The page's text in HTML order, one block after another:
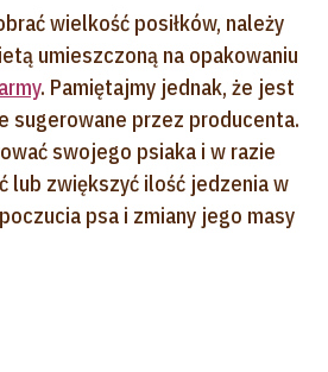
wielkość posiłków, należy
umieszczoną na opakowaniu
. Pamiętajmy jednak, że jest
sugerowane przez producenta.
swojego psiaka i w razie
lub zwiększyć ilość jedzenia w
psa i zmiany jego masy